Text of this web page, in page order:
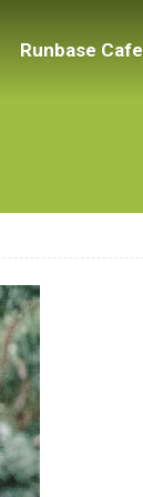
Runbase Cafe